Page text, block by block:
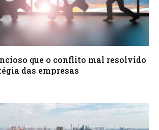
que o conflito mal resolvido
das empresas